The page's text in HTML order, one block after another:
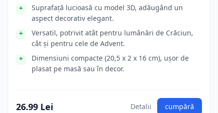
Suprafață lucioasă cu model 3D, adăugând un
aspect decorativ elegant.
Versatil, potrivit atât pentru lumânări de Crăciun,
cât și pentru cele de Advent.
Dimensiuni compacte (20,5 x 2 x 16 cm), ușor de
plasat pe masă sau în decor.
26.99 Lei Detalii cumpără